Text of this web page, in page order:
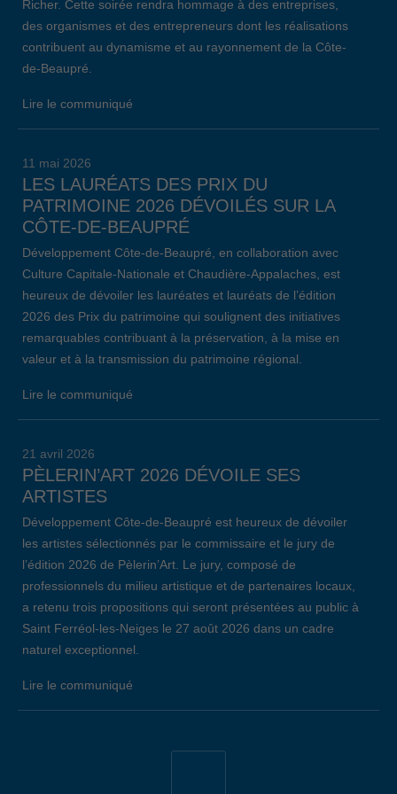
Richer. Cette soirée rendra hommage à des entreprises,
des organismes et des entrepreneurs dont les réalisations
contribuent au dynamisme et au rayonnement de la Côte-
de-Beaupré.
Lire le communiqué
11 mai 2026
LES LAURÉATS DES PRIX DU
PATRIMOINE 2026 DÉVOILÉS SUR LA
CÔTE-DE-BEAUPRÉ
Développement Côte-de-Beaupré, en collaboration avec
Culture Capitale-Nationale et Chaudière-Appalaches, est
heureux de dévoiler les lauréates et lauréats de l’édition
2026 des Prix du patrimoine qui soulignent des initiatives
remarquables contribuant à la préservation, à la mise en
valeur et à la transmission du patrimoine régional.
Lire le communiqué
21 avril 2026
PÈLERIN’ART 2026 DÉVOILE SES
ARTISTES
Développement Côte-de-Beaupré est heureux de dévoiler
les artistes sélectionnés par le commissaire et le jury de
l’édition 2026 de Pèlerin’Art. Le jury, composé de
professionnels du milieu artistique et de partenaires locaux,
a retenu trois propositions qui seront présentées au public à
Saint Ferréol-les-Neiges le 27 août 2026 dans un cadre
naturel exceptionnel.
Lire le communiqué